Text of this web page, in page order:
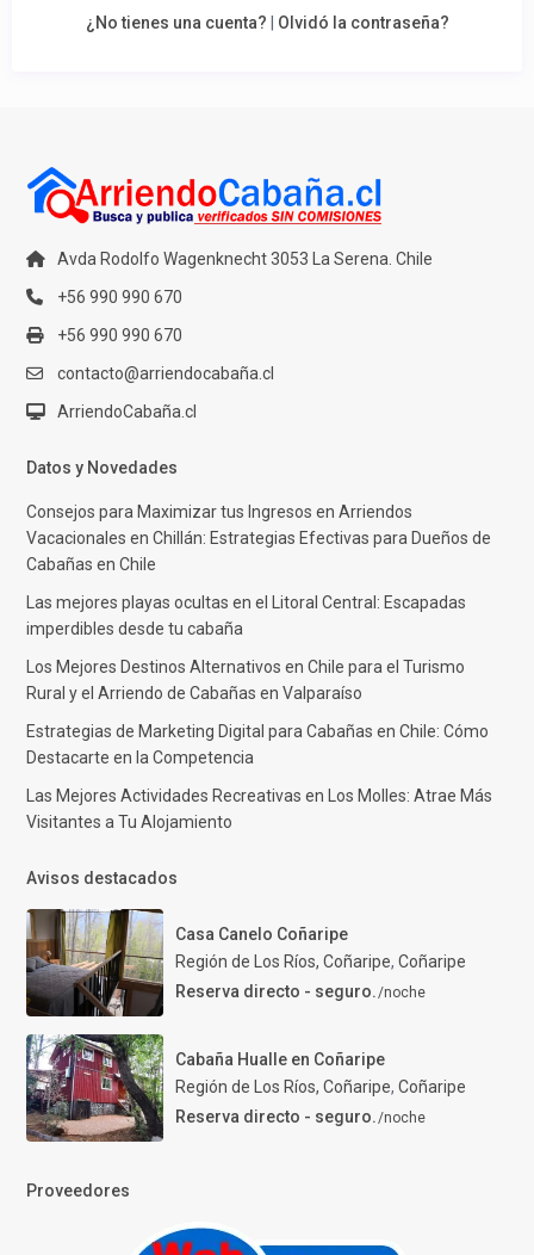
¿No tienes una cuenta? Olvidó la contraseña?
Avda Rodolfo Wagenknecht 3053 La Serena. Chile
+56 990 990 670
+56 990 990 670
contacto@arriendocabaña.cl
ArriendoCabaña.cl
Datos y Novedades
Consejos para Maximizar tus Ingresos en Arriendos
Vacacionales en Chillán: Estrategias Efectivas para Dueños de
Cabañas en Chile
Las mejores playas ocultas en el Litoral Central: Escapadas
imperdibles desde tu cabaña
Los Mejores Destinos Alternativos en Chile para el Turismo
Rural y el Arriendo de Cabañas en Valparaíso
Estrategias de Marketing Digital para Cabañas en Chile: Cómo
Destacarte en la Competencia
Las Mejores Actividades Recreativas en Los Molles: Atrae Más
Visitantes a Tu Alojamiento
Avisos destacados
Casa Canelo Coñaripe
Región de Los Ríos, Coñaripe, Coñaripe
Reserva directo - seguro./noche
Cabaña Hualle en Coñaripe
Región de Los Ríos, Coñaripe, Coñaripe
Reserva directo - seguro./noche
Proveedores